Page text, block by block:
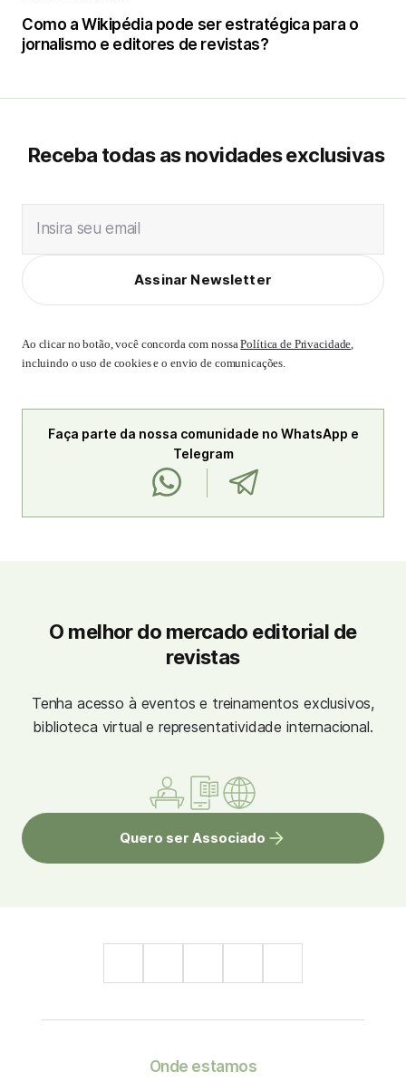
Como a Wikipédia pode ser estratégica para o
jornalismo e editores de revistas?
Receba todas as novidades exclusivas
Insira seu email
Assinar Newsletter
Ao clicar no botão, você concorda com nossaPolítica de Privacidade,
incluindo o uso de cookies e o envio de comunicações.
Faça parte da nossa comunidade no WhatsApp e
Telegram
O melhor do mercado editorial de
revistas
Tenha acesso à eventos e treinamentos exclusivos,
biblioteca virtual e representatividade internacional.
Quero ser Associado
Onde estamos